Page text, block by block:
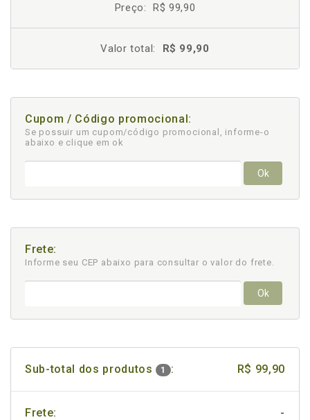
Preço: R$ 99,90
Valor total: R$ 99,90
Cupom / Código promocional:
Se possuir um cupom/código promocional, informe-o
abaixo e clique em ok
Ok
Frete:
Informe seu CEP abaixo para consultar o valor do frete.
Ok
Sub-total dos produtos 1 : R$ 99,90
Frete: -